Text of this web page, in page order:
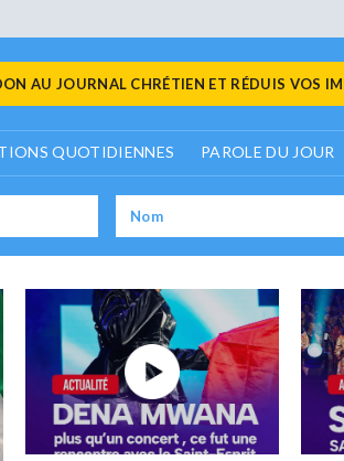
AU JOURNAL CHRÉTIEN ET RÉDUIS VOS
QUOTIDIENNES PAROLE DU JOUR